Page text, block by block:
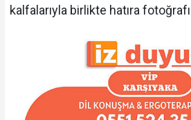
kalfalarıyla birlikte hatıra